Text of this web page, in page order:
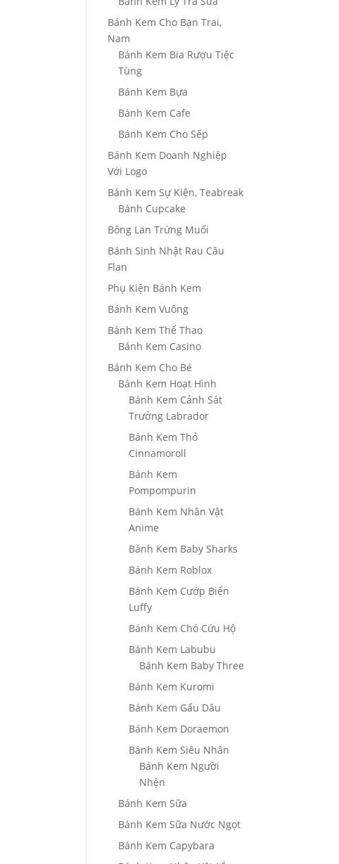
Bánh Kem Cho Bạn Trai,
Nam
Bánh Kem Bia Rượu Tiệc
Tùng
Bánh Kem Bựa
Bánh Kem Cafe
Bánh Kem Cho Sếp
Bánh Kem Doanh Nghiệp
Với Logo
Bánh Kem Sự Kiện, Teabreak
Bánh Cupcake
Bông Lan Trứng Muối
Bánh Sinh Nhật Rau Câu
Flan
Phụ Kiện Bánh Kem
Bánh Kem Vuông
Bánh Kem Thể Thao
Bánh Kem Casino
Bánh Kem Cho Bé
Bánh Kem Hoạt Hình
Bánh Kem Cảnh Sát
Trưởng Labrador
Bánh Kem Thỏ
Cinnamoroll
Bánh Kem
Pompompurin
Bánh Kem Nhân Vật
Anime
Bánh Kem Baby Sharks
Bánh Kem Roblox
Bánh Kem Cướp Biển
Luffy
Bánh Kem Chó Cứu Hộ
Bánh Kem Labubu
Bánh Kem Baby Three
Bánh Kem Kuromi
Bánh Kem Gấu Dâu
Bánh Kem Doraemon
Bánh Kem Siêu Nhân
Bánh Kem Người
Nhện
Bánh Kem Sữa
Bánh Kem Sữa Nước Ngọt
Bánh Kem Capybara